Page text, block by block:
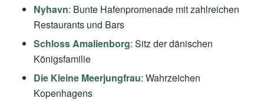
Nyhavn: Bunte Hafenpromenade mit zahlreichen
Restaurants und Bars
Schloss Amalienborg: Sitz der dänischen
Königsfamilie
Die Kleine Meerjungfrau: Wahrzeichen
Kopenhagens